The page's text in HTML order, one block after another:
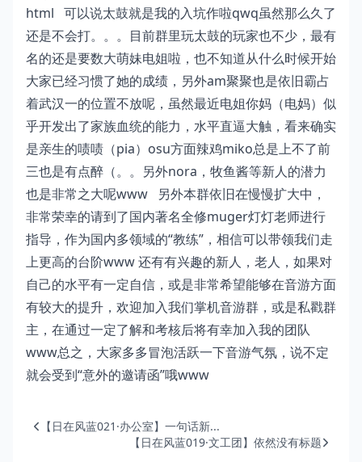
html 可以说太鼓就是我的入坑作啦qwq虽然那么久了
还是不会打。。。目前群里玩太鼓的玩家也不少，最有
名的还是要数大萌妹电姐啦，也不知道从什么时候开始
大家已经习惯了她的成绩，另外am聚聚也是依旧霸占
着武汉一的位置不放呢，虽然最近电姐你妈（电妈）似
乎开发出了家族血统的能力，水平直逼大触，看来确实
是亲生的啧啧（pia）osu方面辣鸡miko总是上不了前
三也是有点醉（。。另外nora，牧鱼酱等新人的潜力
也是非常之大呢www 另外本群依旧在慢慢扩大中，
非常荣幸的请到了国内著名全修muger灯灯老师进行
指导，作为国内多领域的“教练”，相信可以带领我们走
上更高的台阶www 还有有兴趣的新人，老人，如果对
自己的水平有一定自信，或是非常希望能够在音游方面
有较大的提升，欢迎加入我们掌机音游群，或是私戳群
主，在通过一定了解和考核后将有幸加入我的团队
www总之，大家多多冒泡活跃一下音游气氛，说不定
就会受到“意外的邀请函”哦www
【日在风蓝021·办公室】一句话新...
【日在风蓝019·文工团】依然没有标题